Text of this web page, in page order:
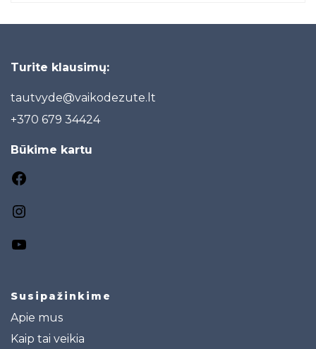
Turite klausimų:
tautvyde@vaikodezute.lt
+370 679 34424
Būkime kartu
Susipažinkime
Apie mus
Kaip tai veikia